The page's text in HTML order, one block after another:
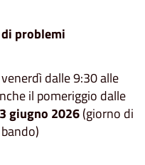
problemi
dalle 9:30 alle
il pomeriggio dalle
3 giugno 2026(giorno di